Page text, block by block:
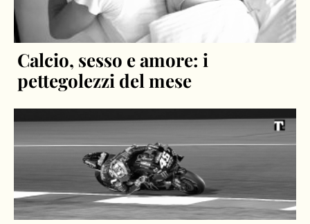
Calcio, sesso e amore: i
pettegolezzi del mese